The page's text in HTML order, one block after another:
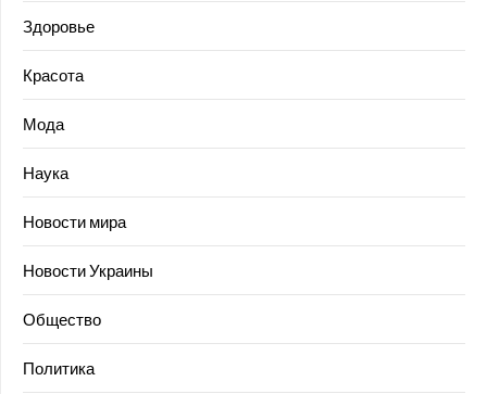
Здоровье
Красота
Мода
Наука
Новости мира
Новости Украины
Общество
Политика